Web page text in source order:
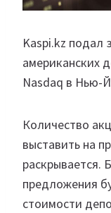
Kaspi.kz подал
американских
Nasdaq в Нью-
Количество
выставить на
раскрывается.
предложения
стоимости